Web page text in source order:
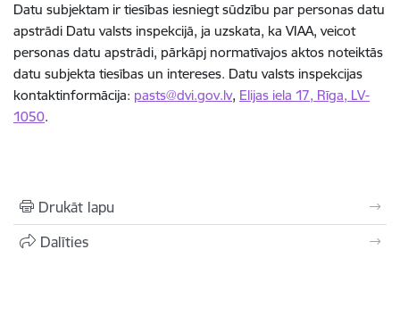
Datu subjektam ir tiesības iesniegt sūdzību par personas datu
apstrādi Datu valsts inspekcijā, ja uzskata, ka VIAA, veicot
personas datu apstrādi, pārkāpj normatīvajos aktos noteiktās
datu subjekta tiesības un intereses. Datu valsts inspekcijas
kontaktinformācija: pasts@dvi.gov.lv, Elijas iela 17, Rīga, LV-
1050.
Drukāt lapu
Dalīties